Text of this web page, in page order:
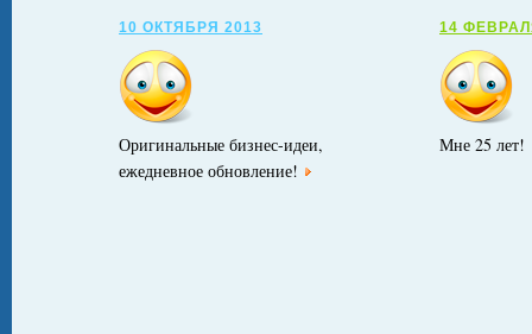
10 ОКТЯБРЯ 2013
Оригинальные бизнес-идеи,
ежедневное обновление!
14
Мне 25 лет!